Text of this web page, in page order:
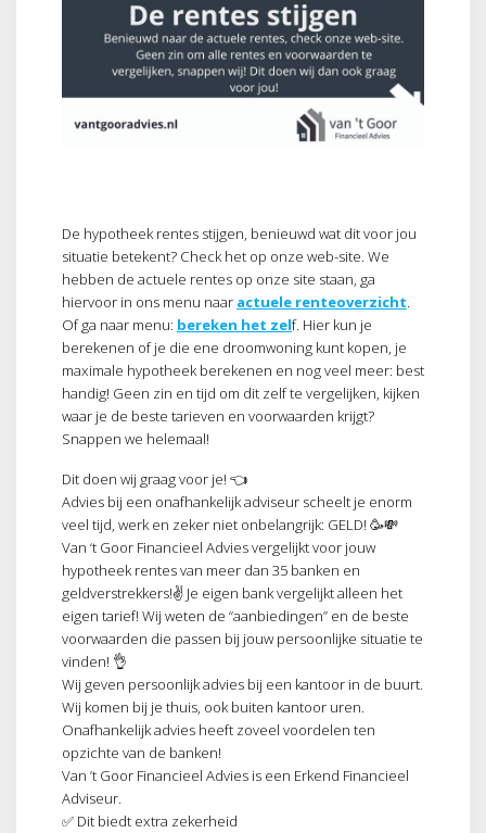
De hypotheek rentes stijgen, benieuwd wat dit voor jou
situatie betekent? Check het op onze web-site. We
hebben de actuele rentes op onze site staan, ga
hiervoor in ons menu naar actuele renteoverzicht.
Of ga naar menu: bereken het zelf. Hier kun je
berekenen of je die ene droomwoning kunt kopen, je
maximale hypotheek berekenen en nog veel meer: best
handig! Geen zin en tijd om dit zelf te vergelijken, kijken
waar je de beste tarieven en voorwaarden krijgt?
Snappen we helemaal!
Dit doen wij graag voor je! 👈
Advies bij een onafhankelijk adviseur scheelt je enorm
veel tijd, werk en zeker niet onbelangrijk: GELD! 🥳💸
Van ‘t Goor Financieel Advies vergelijkt voor jouw
hypotheek rentes van meer dan 35 banken en
geldverstrekkers!✌️ Je eigen bank vergelijkt alleen het
eigen tarief! Wij weten de “aanbiedingen” en de beste
voorwaarden die passen bij jouw persoonlijke situatie te
vinden! 👌
Wij geven persoonlijk advies bij een kantoor in de buurt.
Wij komen bij je thuis, ook buiten kantoor uren.
Onafhankelijk advies heeft zoveel voordelen ten
opzichte van de banken!
Van ’t Goor Financieel Advies is een Erkend Financieel
Adviseur.
✅ Dit biedt extra zekerheid